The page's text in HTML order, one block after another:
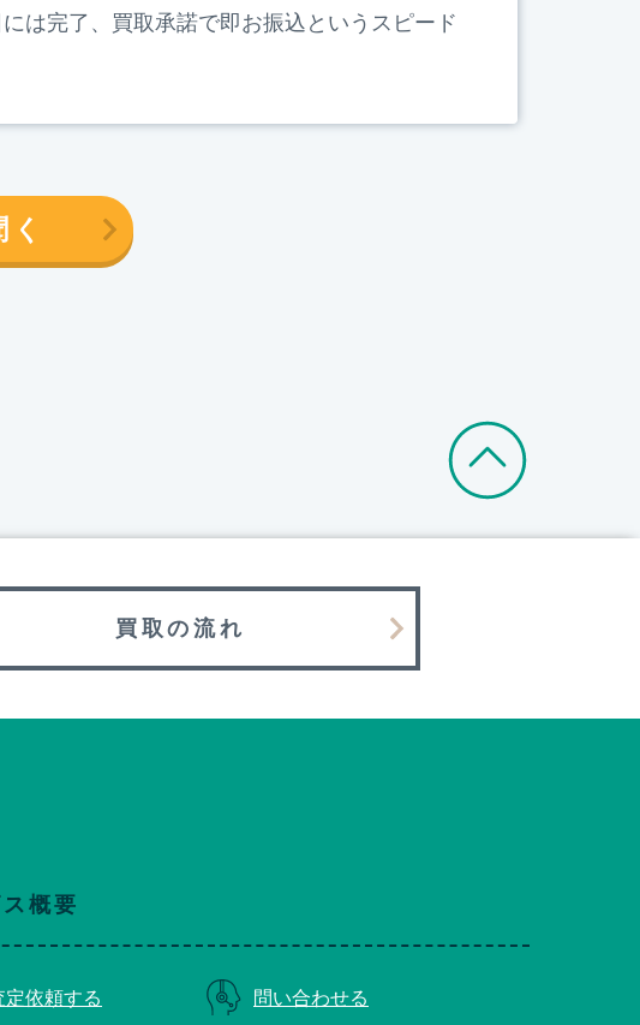
は完了、買取承諾で即お振込というスピード
買取の流れ
概要
定依頼する 問い合わせる